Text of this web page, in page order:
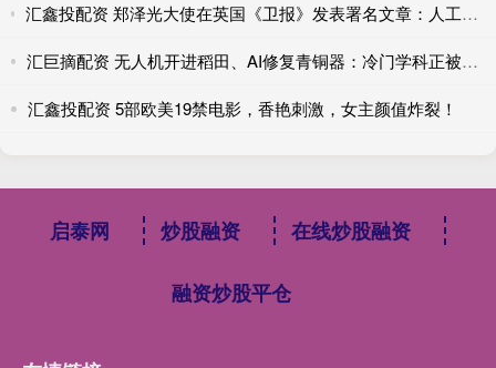
汇鑫投配资 郑泽光大使在英国《卫报》发表署名文章：人工智能的未来取决于开放合作，中英合作互利共赢
汇巨摘配资 无人机开进稻田、AI修复青铜器：冷门学科正被技术‘破壁’，催生高薪新职业
汇鑫投配资 5部欧美19禁电影，香艳刺激，女主颜值炸裂！
启泰网 炒股融资 在线炒股融资
融资炒股平仓